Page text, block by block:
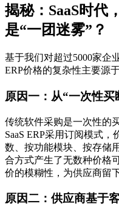
揭秘：SaaS时代
是“一团迷雾”？
基于我们对超过5000家企
ERP价格的复杂性主要源
原因一：从“一次性
传统软件采购是一次性的
SaaS ERP采用订阅模式
数、按功能模块、按存储
合方式产生了无数种价格
价的模糊性，为供应商留
原因二：供应商基于